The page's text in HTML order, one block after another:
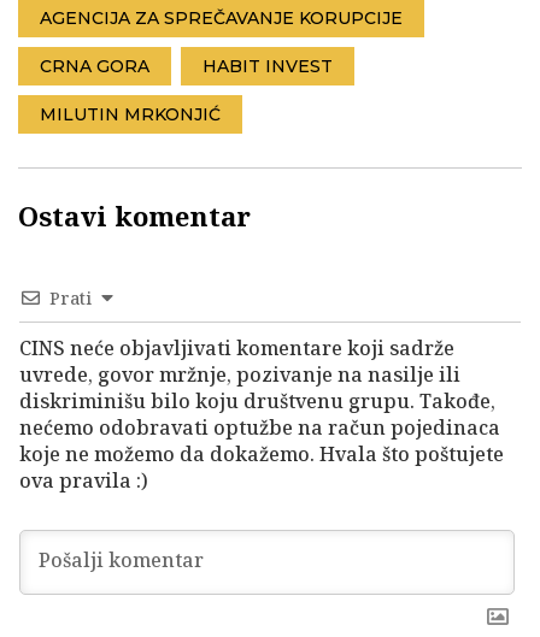
AGENCIJA ZA SPREČAVANJE KORUPCIJE
CRNA GORA HABIT INVEST
MILUTIN MRKONJIĆ
Ostavi komentar
Prati
CINS neće objavljivati komentare koji sadrže
uvrede, govor mržnje, pozivanje na nasilje ili
diskriminišu bilo koju društvenu grupu. Takođe,
nećemo odobravati optužbe na račun pojedinaca
koje ne možemo da dokažemo. Hvala što poštujete
ova pravila :)